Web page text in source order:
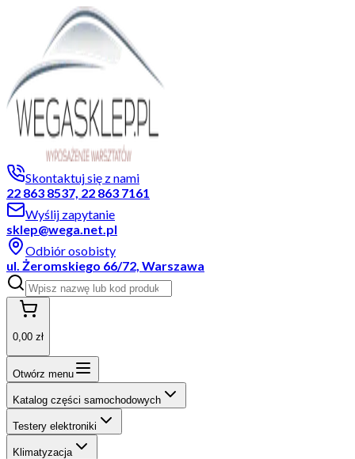
Skontaktuj się z nami
22 863 8537, 22 863 7161
Wyślij zapytanie
sklep@wega.net.pl
Odbiór osobisty
ul. Żeromskiego 66/72, Warszawa
0,00 zł
Otwórz menu
Katalog części samochodowych
Testery elektroniki
Klimatyzacja